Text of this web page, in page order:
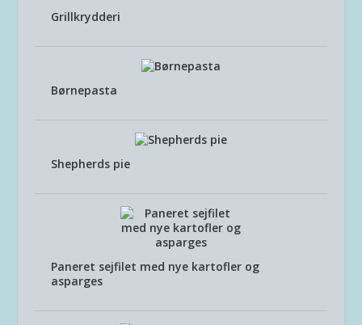
Grillkrydderi
Børnepasta
Shepherds pie
Paneret sejfilet med nye kartofler og
asparges